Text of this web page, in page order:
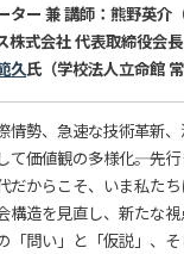
ター 兼 講師：熊野英介
株式会社 代表取締役会長
久氏（学校法人立命館 常
情勢、急速な技術革新
て価値観の多様化――。先
だからこそ、いま私た
構造を見直し、新たな
「問い」と「仮説」、